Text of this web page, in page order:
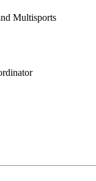
Multisports